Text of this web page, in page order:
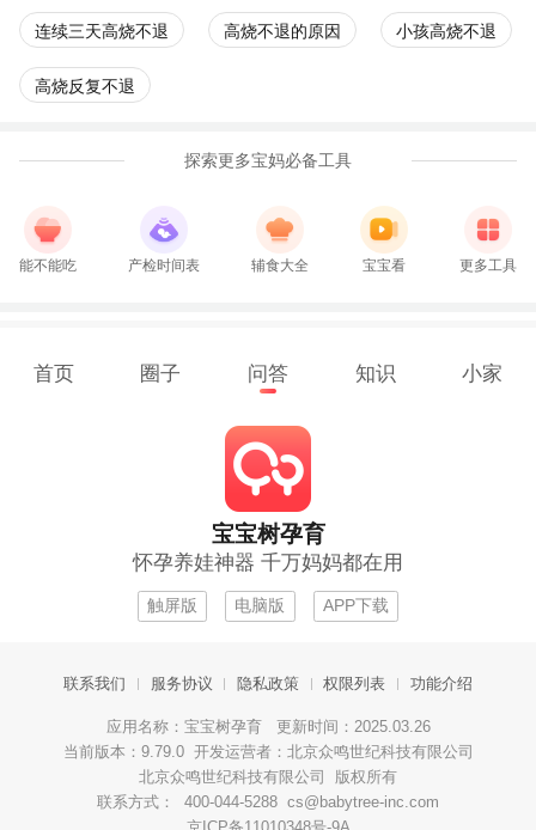
连续三天高烧不退 高烧不退的原因 小孩高烧不退
高烧反复不退
探索更多宝妈必备工具
能不能吃 产检时间表 辅食大全 宝宝看 更多工具
首页 圈子 问答 知识 小家
宝宝树孕育
怀孕养娃神器 千万妈妈都在用
触屏版 电脑版 APP下载
联系我们 服务协议 隐私政策 权限列表 功能介绍
应用名称：宝宝树孕育 更新时间：2025.03.26
当前版本：9.79.0 开发运营者：北京众鸣世纪科技有限公司
北京众鸣世纪科技有限公司 版权所有
联系方式： 400-044-5288 cs@babytree-inc.com